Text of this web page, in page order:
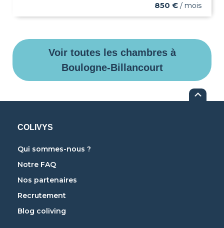
850 € / mois
Voir toutes les chambres à
Boulogne-Billancourt
COLIVYS
Qui sommes-nous ?
Notre FAQ
Nos partenaires
Recrutement
Blog coliving